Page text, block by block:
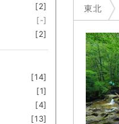
[2]
[-]
[2]
[14]
[1]
[4]
[13]
東北